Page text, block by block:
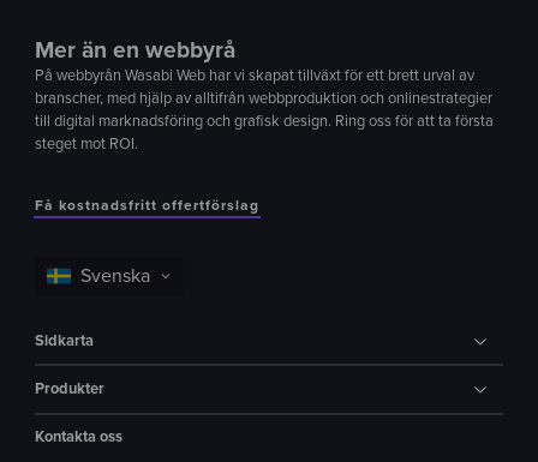
Mer än en webbyrå
På webbyrån Wasabi Web har vi skapat tillväxt för ett brett urval av
branscher, med hjälp av alltifrån webbproduktion och onlinestrategier
till digital marknadsföring och grafisk design. Ring oss för att ta första
steget mot ROI.
Få kostnadsfritt offertförslag
Sidkarta
Produkter
Kontakta oss